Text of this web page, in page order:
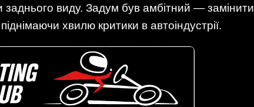
виду. Задум був амбітний — замінити
хвилю критики в автоіндустрії.